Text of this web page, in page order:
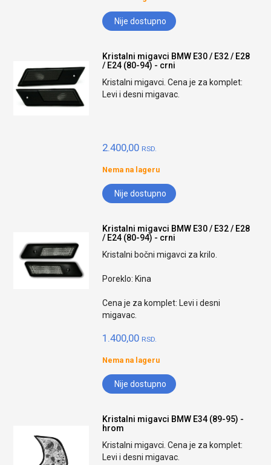
Nije dostupno
Kristalni migavci BMW E30 / E32 / E28
/ E24 (80-94) - crni
Kristalni migavci. Cena je za komplet:
Levi i desni migavac.
2.400,00 RSD.
Nema na lageru
Nije dostupno
Kristalni migavci BMW E30 / E32 / E28
/ E24 (80-94) - crni
Kristalni bočni migavci za krilo.
Poreklo: Kina
Cena je za komplet: Levi i desni
migavac.
1.400,00 RSD.
Nema na lageru
Nije dostupno
Kristalni migavci BMW E34 (89-95) -
hrom
Kristalni migavci. Cena je za komplet:
Levi i desni migavac.